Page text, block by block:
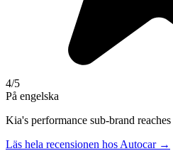
4/5
På engelska
Kia's performance sub-brand
Läs hela recensionen hos Autocar→